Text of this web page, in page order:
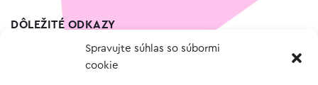
Spravujte súhlas so súbormi
cookie
DÔLEŽITÉ ODKAZY